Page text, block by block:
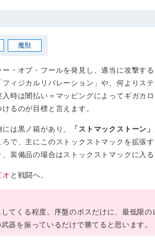
魔獣
・オブ・フールを発見し、適当に攻撃す
ィジカルリバレーション」や、何よりス
入時は闇払い＝マッピングによってギガカ
るのが目標と言えます。
は黒ノ箱があり、 「ストマックストーン」
で、主にこのストックストマックを拡張
装備品の場合はストックストマックに入
オ と戦闘へ。
てくる程度。序盤のボスだけに、最低限の
器を振っているだけで勝てると思います。